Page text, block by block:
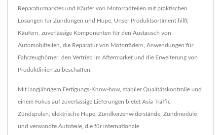
Reparaturmarktes und Käufer von Motorradteilen mit praktischen
Lösungen für Zündungen und Hupe. Unser Produktsortiment hilft
Käufern, zuverlässige Komponenten für den Austausch von
Automobilteilen, die Reparatur von Motorrädern, Anwendungen für
Fahrzeughörner, den Vertrieb im Aftermarket und die Erweiterung von
Produktlinien zu beschaffen.
Mit langjährigem Fertigungs-Know-how, stabiler Qualitätskontrolle und
einem Fokus auf zuverlässige Lieferungen bietet Asia Traffic
Zündspulen, elektrische Hupe, Zündkerzenwiderstände, Zündmodule
und verwandte Autoteile, die für internationale